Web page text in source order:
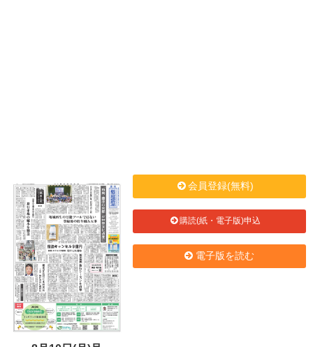
会員登録(無料)
購読(紙・電子版)申込
電子版を読む